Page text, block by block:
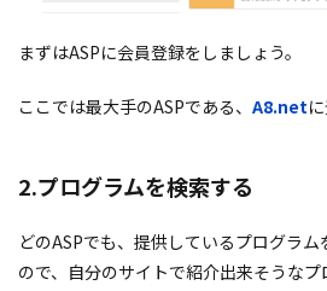
まずはASPに会員登録をしましょう。
ここでは最大手のASPである、 A8.net
2.プログラムを検索する
どのASPでも、提供しているプログラ
ので、自分のサイトで紹介出来そうな